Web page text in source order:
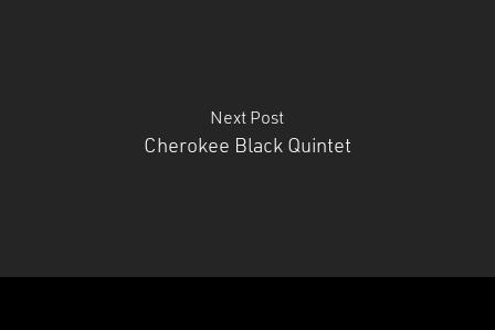
Next Post
Cherokee Black Quintet